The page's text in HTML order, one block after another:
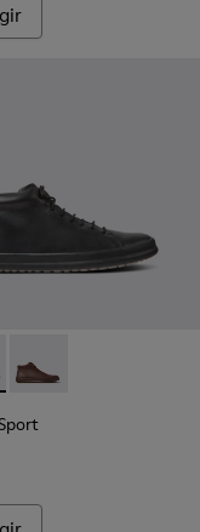
de pell per a
d’home de
008 - Sabates de pell
Sport - K300236-
Chasis Sport -